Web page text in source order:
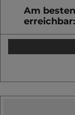
Am besten
erreichbar: